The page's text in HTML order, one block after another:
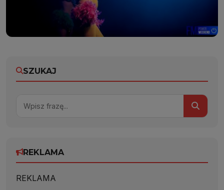
SZUKAJ
REKLAMA
REKLAMA